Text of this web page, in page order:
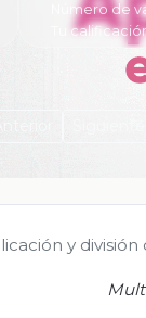
Número de
Tu
y